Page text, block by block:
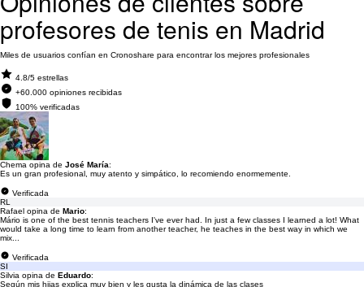
profesores de tenis en Madrid
Miles de usuarios confían en Cronoshare para encontrar los mejores profesionales
4.8/5 estrellas
+60.000 opiniones recibidas
100% verificadas
Chema opina de José María:
Es un gran profesional, muy atento y simpático, lo recomiendo enormemente.
Verificada
RL
Rafael opina de Mario:
Mário is one of the best tennis teachers I've ever had. In just a few classes I learned a lot! What
would take a long time to learn from another teacher, he teaches in the best way in which we
mix...
Verificada
SI
Silvia opina de Eduardo:
Según mis hijas explica muy bien y les gusta la dinámica de las clases